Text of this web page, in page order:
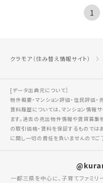
1
クラモア（住み替え情報サイト）
[データ出典元について］
物件概要・マンション評価・住民評価
賃料履歴については、マンション情報サ
ます。過去の売出物件情報や賃貸募
の取引価格・賃料を保証するものでは
に関し一切の責任を負いませんのでご
一都三県を中心に、子育てファミ